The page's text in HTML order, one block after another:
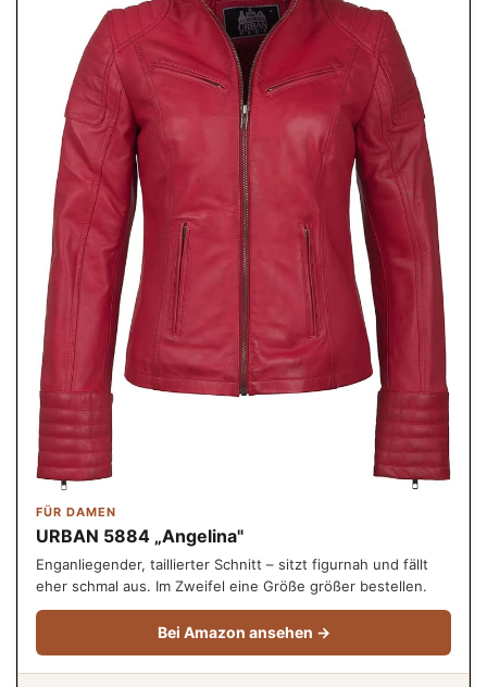
FÜR DAMEN
URBAN 5884 „Angelina"
Enganliegender, taillierter Schnitt – sitzt figurnah und fällt
eher schmal aus. Im Zweifel eine Größe größer bestellen.
Bei Amazon ansehen →